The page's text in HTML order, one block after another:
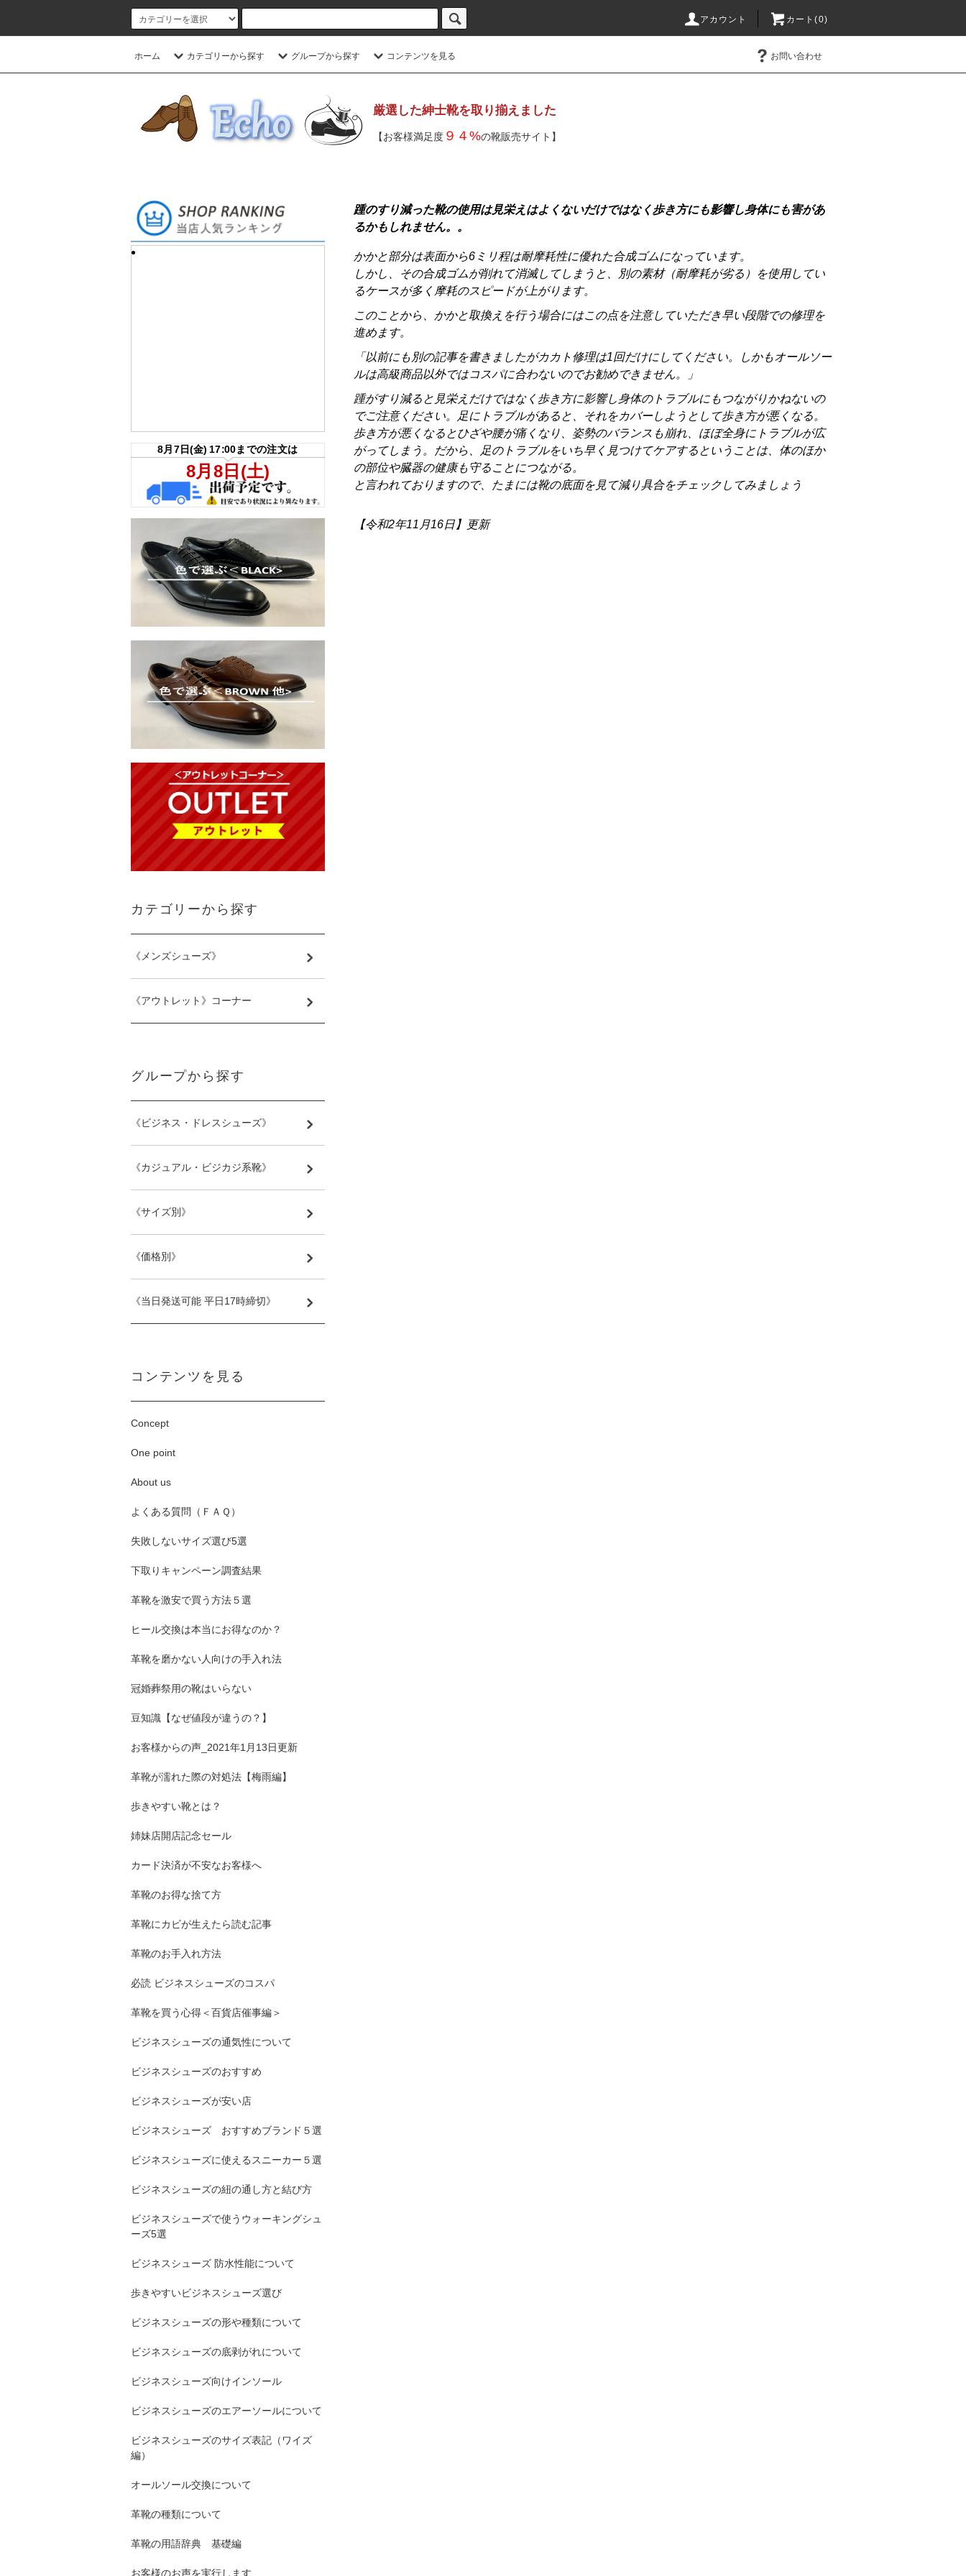
アカウント カート(0)
ホーム カテゴリーから探す グループから探す コンテンツを見る お問い合わせ
厳選した紳士靴を取り揃えました
【お客様満足度 ９４%の靴販売サイト】
踵のすり減った靴の使用は見栄えはよくないだけではなく歩き方にも影響し身体にも害があ
るかもしれません。。
かかと部分は表面から6 ミリ程は耐摩耗性に優れた合成ゴムになっています。
しかし、その合成ゴムが削れて消滅してしまうと、別の素材（耐摩耗が劣る）を使用してい
るケースが多く摩耗のスピードが上がります。
このことから、かかと取換えを行う場合にはこの点を注意していただき早い段階での修理を
進めます。
「以前にも別の記事を書きましたがカカト修理は1回だけにしてください。しかもオールソー
ルは高級商品以外ではコスパに合わないのでお勧めできません。」
踵がすり減ると見栄えだけではなく歩き方に影響し身体のトラブルにもつながりかねないの
でご注意ください。
足にトラブルがあると、それをカバーしようとして歩き方が悪くなる。
歩き方が悪くなるとひざや腰が痛くなり、姿勢のバランスも崩れ、ほぼ全身にトラブルが広
がってしまう。だから、足のトラブルをいち早く見つけてケアするということは、体のほか
の部位や臓器の健康も守ることにつながる。
と言われておりますので、たまには靴の底面を見て減り具合をチェックしてみましょう
【令和2年11月16日】更新
カテゴリーから探す
《メンズシューズ》
《アウトレット》コーナー
グループから探す
《ビジネス・ドレスシューズ》
《カジュアル・ビジカジ系靴》
《サイズ別》
《価格別》
《当日発送可能 平日17時締切》
コンテンツを見る
Concept
One point
About us
よくある質問（ＦＡＱ）
失敗しないサイズ選び5選
下取りキャンペーン調査結果
革靴を激安で買う方法５選
ヒール交換は本当にお得なのか？
革靴を磨かない人向けの手入れ法
冠婚葬祭用の靴はいらない
豆知識【なぜ値段が違うの？】
お客様からの声_2021年1月13日更新
革靴が濡れた際の対処法【梅雨編】
歩きやすい靴とは？
姉妹店開店記念セール
カード決済が不安なお客様へ
革靴のお得な捨て方
革靴にカビが生えたら読む記事
革靴のお手入れ方法
必読 ビジネスシューズのコスパ
革靴を買う心得＜百貨店催事編＞
ビジネスシューズの通気性について
ビジネスシューズのおすすめ
ビジネスシューズが安い店
ビジネスシューズ おすすめブランド５選
ビジネスシューズに使えるスニーカー５選
ビジネスシューズの紐の通し方と結び方
ビジネスシューズで使うウォーキングシュ
ーズ5選
ビジネスシューズ 防水性能について
歩きやすいビジネスシューズ選び
ビジネスシューズの形や種類について
ビジネスシューズの底剥がれについて
ビジネスシューズ向けインソール
ビジネスシューズのエアーソールについて
ビジネスシューズのサイズ表記（ワイズ
編）
オールソール交換について
革靴の種類について
革靴の用語辞典 基礎編
お客様のお声を実行します